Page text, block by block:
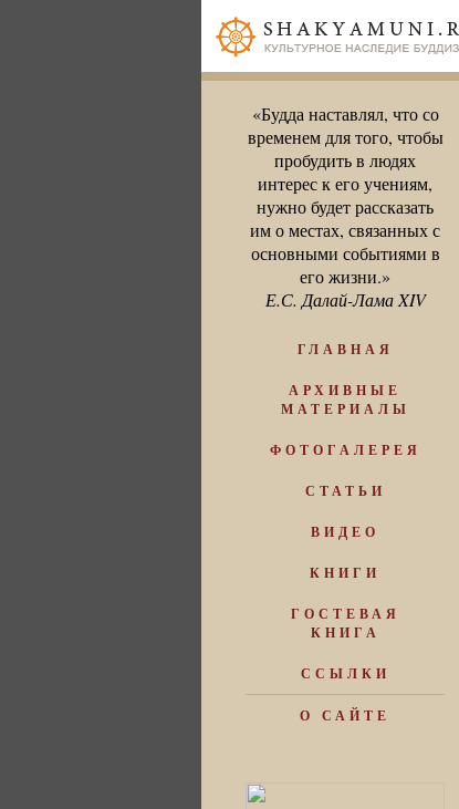
«Будда наставлял, что со
временем для того, чтобы
пробудить в людях
интерес к его учениям,
нужно будет рассказать
им о местах, связанных с
основными событиями в
его жизни.»
Е.С. Далай-Лама XIV
ГЛАВНАЯ
АРХИВНЫЕ
МАТЕРИАЛЫ
ФОТОГАЛЕРЕЯ
СТАТЬИ
ВИДЕО
КНИГИ
ГОСТЕВАЯ
КНИГА
ССЫЛКИ
О САЙТЕ